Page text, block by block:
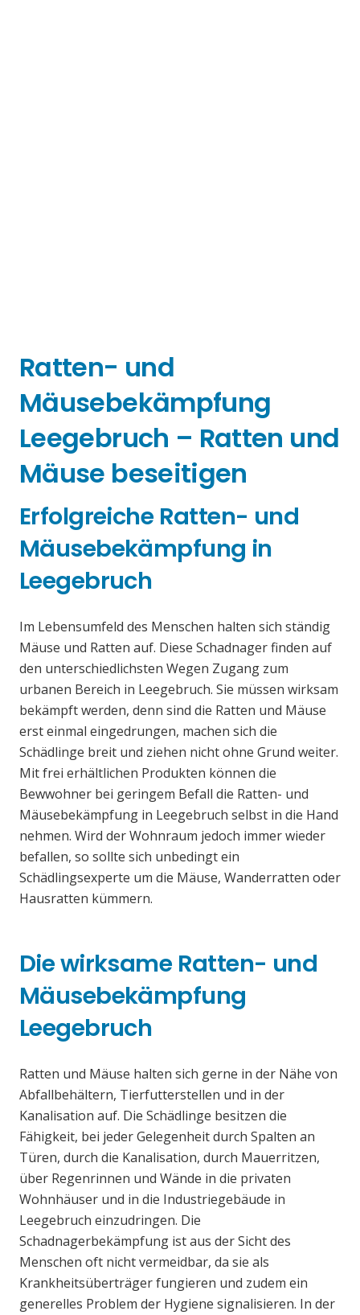
Ratten- und
Mäusebekämpfung
Leegebruch – Ratten und
Mäuse beseitigen
Erfolgreiche Ratten- und
Mäusebekämpfung in
Leegebruch
Im Lebensumfeld des Menschen halten sich ständig
Mäuse und Ratten auf. Diese Schadnager finden auf
den unterschiedlichsten Wegen Zugang zum
urbanen Bereich in Leegebruch. Sie müssen wirksam
bekämpft werden, denn sind die Ratten und Mäuse
erst einmal eingedrungen, machen sich die
Schädlinge breit und ziehen nicht ohne Grund weiter.
Mit frei erhältlichen Produkten können die
Bewwohner bei geringem Befall die Ratten- und
Mäusebekämpfung in Leegebruch selbst in die Hand
nehmen. Wird der Wohnraum jedoch immer wieder
befallen, so sollte sich unbedingt ein
Schädlingsexperte um die Mäuse, Wanderratten oder
Hausratten kümmern.
Die wirksame Ratten- und
Mäusebekämpfung
Leegebruch
Ratten und Mäuse halten sich gerne in der Nähe von
Abfallbehältern, Tierfutterstellen und in der
Kanalisation auf. Die Schädlinge besitzen die
Fähigkeit, bei jeder Gelegenheit durch Spalten an
Türen, durch die Kanalisation, durch Mauerritzen,
über Regenrinnen und Wände in die privaten
Wohnhäuser und in die Industriegebäude in
Leegebruch einzudringen. Die
Schadnagerbekämpfung ist aus der Sicht des
Menschen oft nicht vermeidbar, da sie als
Krankheitsüberträger fungieren und zudem ein
generelles Problem der Hygiene signalisieren. In der